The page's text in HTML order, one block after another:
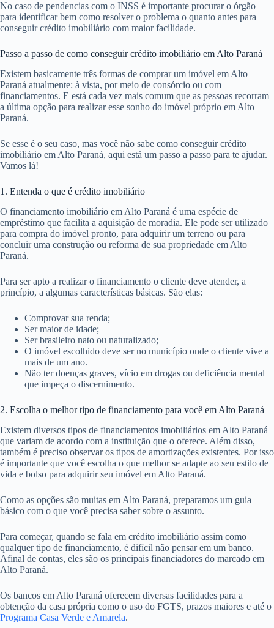
No caso de pendencias com o INSS é importante procurar o órgão
para identificar bem como resolver o problema o quanto antes para
conseguir crédito imobiliário com maior facilidade.
Passo a passo de como conseguir crédito imobiliário em Alto Paraná
Existem basicamente três formas de comprar um imóvel em Alto
Paraná atualmente: à vista, por meio de consórcio ou com
financiamentos. E está cada vez mais comum que as pessoas recorram
a última opção para realizar esse sonho do imóvel próprio em Alto
Paraná.
Se esse é o seu caso, mas você não sabe como conseguir crédito
imobiliário em Alto Paraná, aqui está um passo a passo para te ajudar.
Vamos lá!
1. Entenda o que é crédito imobiliário
O financiamento imobiliário em Alto Paraná é uma espécie de
empréstimo que facilita a aquisição de moradia. Ele pode ser utilizado
para compra do imóvel pronto, para adquirir um terreno ou para
concluir uma construção ou reforma de sua propriedade em Alto
Paraná.
Para ser apto a realizar o financiamento o cliente deve atender, a
princípio, a algumas características básicas. São elas:
Comprovar sua renda;
Ser maior de idade;
Ser brasileiro nato ou naturalizado;
O imóvel escolhido deve ser no município onde o cliente vive a
mais de um ano.
Não ter doenças graves, vício em drogas ou deficiência mental
que impeça o discernimento.
2. Escolha o melhor tipo de financiamento para você em Alto Paraná
Existem diversos tipos de financiamentos imobiliários em Alto Paraná
que variam de acordo com a instituição que o oferece. Além disso,
também é preciso observar os tipos de amortizações existentes. Por isso
é importante que você escolha o que melhor se adapte ao seu estilo de
vida e bolso para adquirir seu imóvel em Alto Paraná.
Como as opções são muitas em Alto Paraná, preparamos um guia
básico com o que você precisa saber sobre o assunto.
Para começar, quando se fala em crédito imobiliário assim como
qualquer tipo de financiamento, é difícil não pensar em um banco.
Afinal de contas, eles são os principais financiadores do marcado em
Alto Paraná.
Os bancos em Alto Paraná oferecem diversas facilidades para a
obtenção da casa própria como o uso do FGTS, prazos maiores e até o
Programa Casa Verde e Amarela.